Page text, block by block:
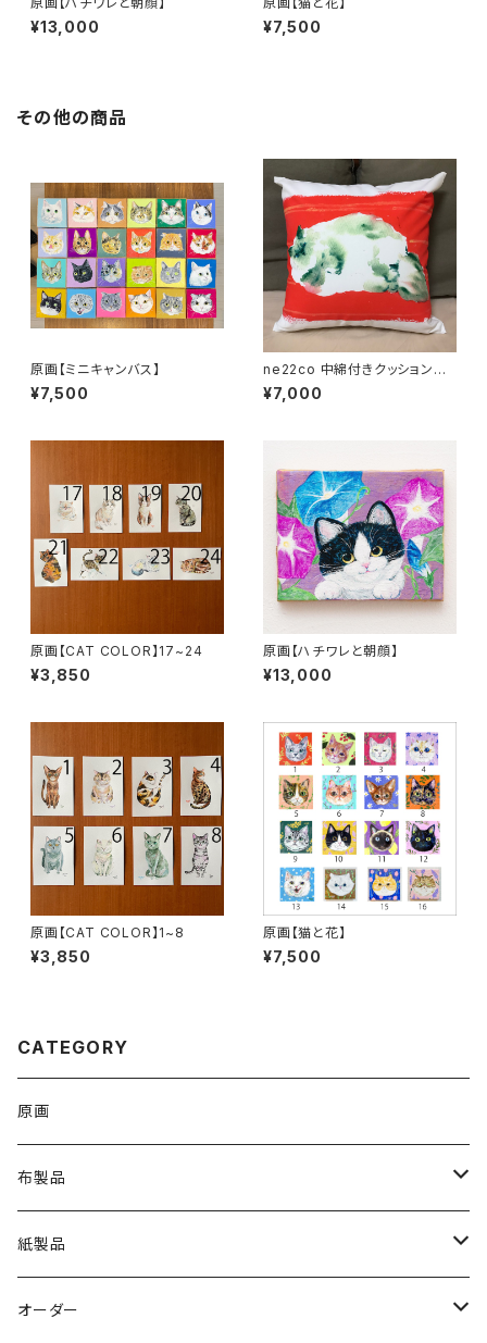
¥13,000 ¥7,500
その他の商品
原画【ミニキャンバス】
¥7,500
ne22co 中綿付きクッションカ
バー【赤い絨毯と猫】
¥7,000
原画【CAT COLOR】17~24
¥3,850
原画【ハチワレと朝顔】
¥13,000
原画【CAT COLOR】1~8
¥3,850
原画【猫と花】
¥7,500
CATEGORY
原画
布製品
Ｔシャツ
トートバッグ
紙製品
ステッカー
オーダー